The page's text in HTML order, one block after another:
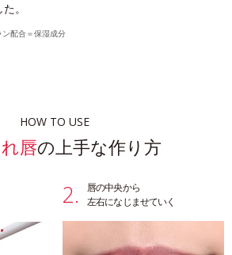
。
ン配合＝保湿成分
HOW TO USE
唇の上手な作り方
2.
唇の中央から
左右になじませていく